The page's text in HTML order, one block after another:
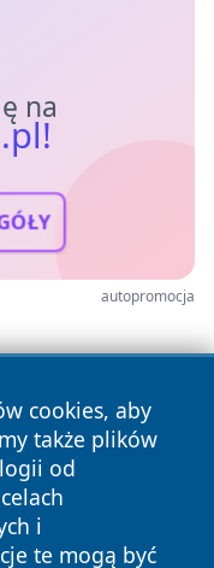
na
autopromocja
cookies, aby
także plików
od
i
te mogą być